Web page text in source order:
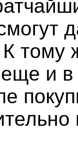
тому
и